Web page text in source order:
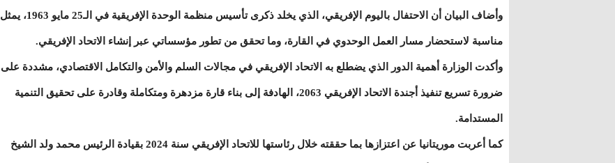
وأضاف البيان أن الاحتفال باليوم الإفريقي، الذي يخلد ذكرى تأسيس منظمة الوحدة الإفريقية في الـ25 مايو 1963، يمثل
مناسبة لاستحضار مسار العمل الوحدوي في القارة، وما تحقق من تطور مؤسساتي عبر إنشاء الاتحاد الإفريقي.
وأكدت الوزارة أهمية الدور الذي يضطلع به الاتحاد الإفريقي في مجالات السلم والأمن والتكامل الاقتصادي، مشددة على
ضرورة تسريع تنفيذ أجندة الاتحاد الإفريقي 2063، الهادفة إلى بناء قارة مزدهرة ومتكاملة وقادرة على تحقيق التنمية
المستدامة.
كما أعربت موريتانيا عن اعتزازها بما حققته خلال رئاستها للاتحاد الإفريقي سنة 2024 بقيادة الرئيس محمد ولد الشيخ